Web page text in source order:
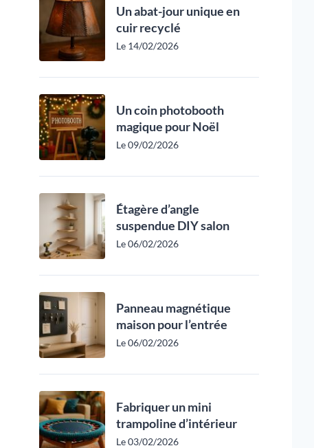
Un abat-jour unique en
cuir recyclé
Le 14/02/2026
Un coin photobooth
magique pour Noël
Le 09/02/2026
Étagère d’angle
suspendue DIY salon
Le 06/02/2026
Panneau magnétique
maison pour l’entrée
Le 06/02/2026
Fabriquer un mini
trampoline d’intérieur
Le 03/02/2026